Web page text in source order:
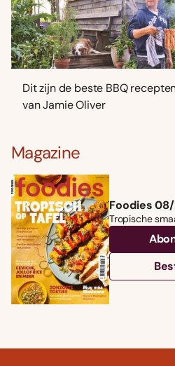
Dit zijn de beste BBQ
van Jamie Oliver
Magazine
Foodies
Tropische